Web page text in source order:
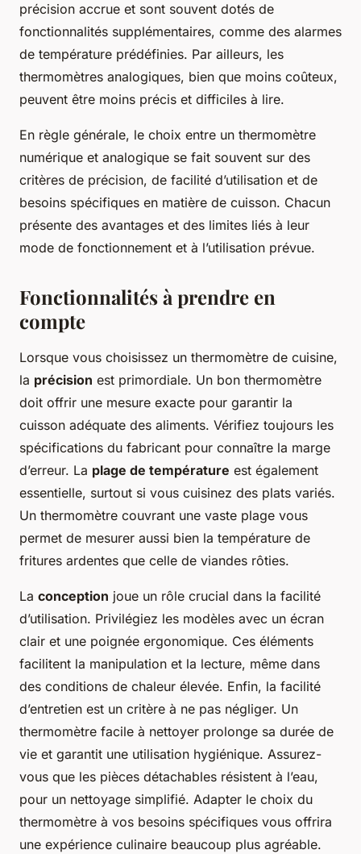
précision accrue et sont souvent dotés de
fonctionnalités supplémentaires, comme des alarmes
de température prédéfinies. Par ailleurs, les
thermomètres analogiques, bien que moins coûteux,
peuvent être moins précis et difficiles à lire.
En règle générale, le choix entre un thermomètre
numérique et analogique se fait souvent sur des
critères de précision, de facilité d’utilisation et de
besoins spécifiques en matière de cuisson. Chacun
présente des avantages et des limites liés à leur
mode de fonctionnement et à l’utilisation prévue.
Fonctionnalités à prendre en
compte
Lorsque vous choisissez un thermomètre de cuisine,
la précision est primordiale. Un bon thermomètre
doit offrir une mesure exacte pour garantir la
cuisson adéquate des aliments. Vérifiez toujours les
spécifications du fabricant pour connaître la marge
d’erreur. La plage de température est également
essentielle, surtout si vous cuisinez des plats variés.
Un thermomètre couvrant une vaste plage vous
permet de mesurer aussi bien la température de
fritures ardentes que celle de viandes rôties.
La conception joue un rôle crucial dans la facilité
d’utilisation. Privilégiez les modèles avec un écran
clair et une poignée ergonomique. Ces éléments
facilitent la manipulation et la lecture, même dans
des conditions de chaleur élevée. Enfin, la facilité
d’entretien est un critère à ne pas négliger. Un
thermomètre facile à nettoyer prolonge sa durée de
vie et garantit une utilisation hygiénique. Assurez-
vous que les pièces détachables résistent à l’eau,
pour un nettoyage simplifié. Adapter le choix du
thermomètre à vos besoins spécifiques vous offrira
une expérience culinaire beaucoup plus agréable.